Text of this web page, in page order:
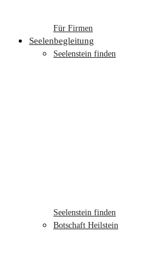
Für Firmen
Seelenbegleitung
Seelenstein finden
Seelenstein finden
Botschaft Heilstein